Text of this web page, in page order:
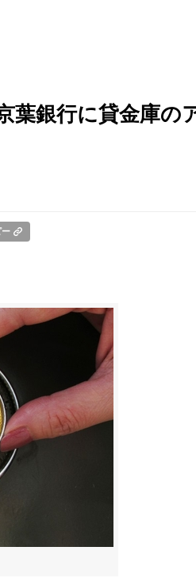
葉銀行に貸金庫の
ー